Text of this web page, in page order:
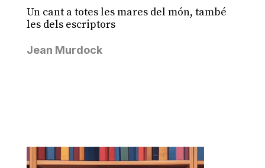
Un cant a totes les mares del món, també
les dels escriptors
Jean Murdock